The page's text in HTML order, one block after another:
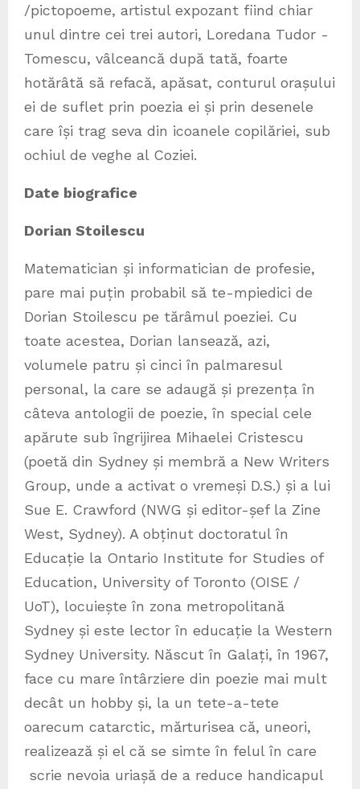
/pictopoeme, artistul expozant fiind chiar
unul dintre cei trei autori, Loredana Tudor -
Tomescu, vâlceancă după tată, foarte
hotărâtă să refacă, apăsat, conturul orașului
ei de suflet prin poezia ei și prin desenele
care își trag seva din icoanele copilăriei, sub
ochiul de veghe al Coziei.
Date biografice
Dorian Stoilescu
Matematician și informatician de profesie,
pare mai puțin probabil să te-mpiedici de
Dorian Stoilescu pe tărâmul poeziei. Cu
toate acestea, Dorian lansează, azi,
volumele patru și cinci în palmaresul
personal, la care se adaugă și prezența în
câteva antologii de poezie, în special cele
apărute sub îngrijirea Mihaelei Cristescu
(poetă din Sydney și membră a New Writers
Group, unde a activat o vremeși D.S.) și a lui
Sue E. Crawford (NWG și editor-șef la Zine
West, Sydney). A obținut doctoratul în
Educație la Ontario Institute for Studies of
Education, University of Toronto (OISE /
UoT), locuiește în zona metropolitană
Sydney și este lector în educație la Western
Sydney University. Născut în Galați, în 1967,
face cu mare întârziere din poezie mai mult
decât un hobby și, la un tete-a-tete
oarecum catarctic, mărturisea că, uneori,
realizează și el că se simte în felul în care
scrie nevoia uriașă de a reduce handicapul